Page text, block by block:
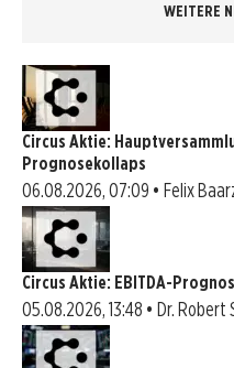
WEITERE
Circus Aktie:
Prognosekollaps
06.08.2026, 07:09 • Felix
Circus Aktie: EBITDA-
05.08.2026, 13:48 • Dr. Robert